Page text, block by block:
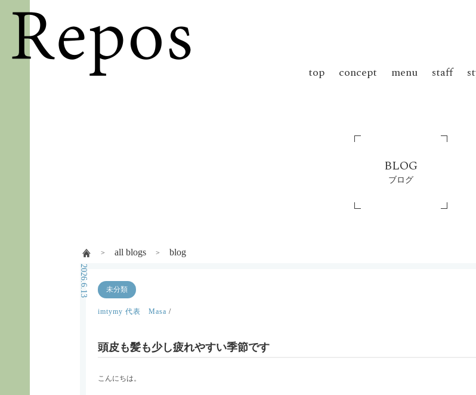
top concept menu staff
BLOG
ブログ
all blogs blog
未分類
imtymy 代表 Masa /
頭皮も髪も少し疲れやすい季節です
2026.6.13
こんにちは。